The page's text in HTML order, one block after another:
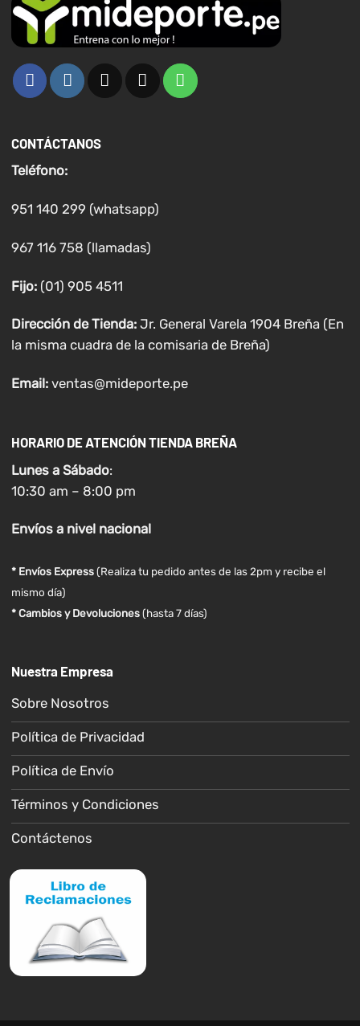
CONTÁCTANOS
Teléfono:
951 140 299 (whatsapp)
967 116 758 (llamadas)
Fijo:(01) 905 4511
Dirección de Tienda: Jr. General Varela 1904 Breña (En
la misma cuadra de la comisaria de Breña)
Email: ventas@mideporte.pe
HORARIO DE ATENCIÓN TIENDA BREÑA
Lunes a Sábado:
10:30 am – 8:00 pm
Envíosa nivel nacional
* Envíos Express(Realiza tu pedido antes de las 2pm y recibe el
mismo día)
* Cambios y Devoluciones (hasta 7 días)
Nuestra Empresa
Sobre Nosotros
Política de Privacidad
Política de Envío
Términos y Condiciones
Contáctenos